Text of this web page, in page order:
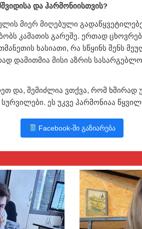
და ჰარმონიისთვის?
მიერ მიღებული
კამათის გარეშე. ერთად
ხასიათი, რა სწყინს შენს
დამითმია მისი აზრის
და, შემიძლია ვთქვა, რომ ხშირად
ეს უკვე ჰარმონიაა
Facebook-ში გაზიარება